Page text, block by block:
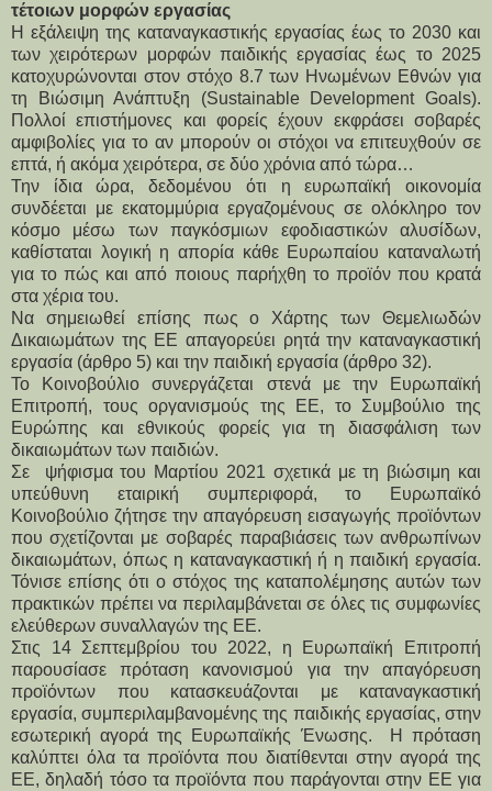
τέτοιων μορφών εργασίας
Η εξάλειψη της καταναγκαστικής εργασίας έως το 2030 και
των χειρότερων μορφών παιδικής εργασίας έως το 2025
κατοχυρώνονται στον στόχο 8.7 των Ηνωμένων Εθνών για
τη Βιώσιμη Ανάπτυξη (Sustainable Development Goals).
Πολλοί επιστήμονες και φορείς έχουν εκφράσει σοβαρές
αμφιβολίες για το αν μπορούν οι στόχοι να επιτευχθούν σε
επτά, ή ακόμα χειρότερα, σε δύο χρόνια από τώρα…
Την ίδια ώρα, δεδομένου ότι η ευρωπαϊκή οικονομία
συνδέεται με εκατομμύρια εργαζομένους σε ολόκληρο τον
κόσμο μέσω των παγκόσμιων εφοδιαστικών αλυσίδων,
καθίσταται λογική η απορία κάθε Ευρωπαίου καταναλωτή
για το πώς και από ποιους παρήχθη το προϊόν που κρατά
στα χέρια του.
Να σημειωθεί επίσης πως ο Χάρτης των Θεμελιωδών
Δικαιωμάτων της ΕΕ απαγορεύει ρητά την καταναγκαστική
εργασία (άρθρο 5) και την παιδική εργασία (άρθρο 32).
Το Κοινοβούλιο συνεργάζεται στενά με την Ευρωπαϊκή
Επιτροπή, τους οργανισμούς της ΕΕ, το Συμβούλιο της
Ευρώπης και εθνικούς φορείς για τη διασφάλιση των
δικαιωμάτων των παιδιών.
Σε  ψήφισμα του Μαρτίου 2021 σχετικά με τη βιώσιμη και
υπεύθυνη εταιρική συμπεριφορά, το Ευρωπαϊκό
Κοινοβούλιο ζήτησε την απαγόρευση εισαγωγής προϊόντων
που σχετίζονται με σοβαρές παραβιάσεις των ανθρωπίνων
δικαιωμάτων, όπως η καταναγκαστική ή η παιδική εργασία.
Τόνισε επίσης ότι ο στόχος της καταπολέμησης αυτών των
πρακτικών πρέπει να περιλαμβάνεται σε όλες τις συμφωνίες
ελεύθερων συναλλαγών της ΕΕ.
Στις 14 Σεπτεμβρίου του 2022, η Ευρωπαϊκή Επιτροπή
παρουσίασε πρόταση κανονισμού για την απαγόρευση
προϊόντων που κατασκευάζονται με καταναγκαστική
εργασία, συμπεριλαμβανομένης της παιδικής εργασίας, στην
εσωτερική αγορά της Ευρωπαϊκής Ένωσης.  Η πρόταση
καλύπτει όλα τα προϊόντα που διατίθενται στην αγορά της
ΕΕ, δηλαδή τόσο τα προϊόντα που παράγονται στην ΕΕ για